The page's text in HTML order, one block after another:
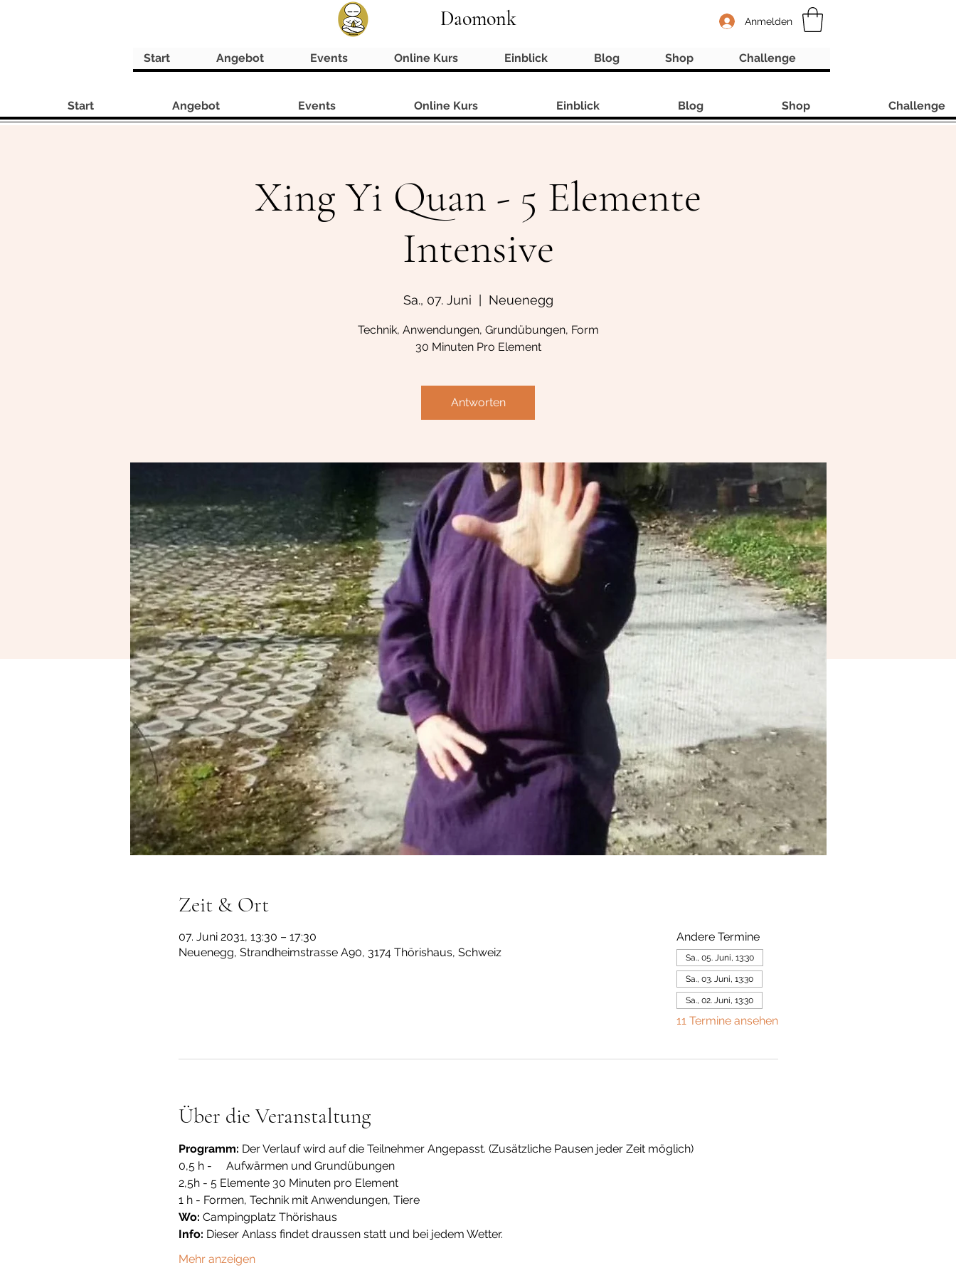
Daomonk Anmelden
Start Angebot Events Online Kurs Einblick Blog Shop Challenge
Xing Yi Quan - 5 Elemente
Intensive
Sa., 07. Juni
  |
Neuenegg
Technik, Anwendungen, Grundübungen, Form
30 Minuten Pro Element
Antworten
Zeit & Ort
07. Juni 2031, 13:30 – 17:30
Neuenegg, Strandheimstrasse A90, 3174 Thörishaus, Schweiz
Andere Termine
Sa., 05. Juni, 13:30
Sa., 03. Juni, 13:30
Sa., 02. Juni, 13:30
11 Termine ansehen
Über die Veranstaltung
Programm: Der Verlauf wird auf die Teilnehmer Angepasst. (Zusätzliche Pausen jeder Zeit möglich)
0,5 h -     Aufwärmen und Grundübungen
2,5h - 5 Elemente 30 Minuten pro Element
1 h - Formen, Technik mit Anwendungen, Tiere
Wo: Campingplatz Thörishaus
Info: Dieser Anlass findet draussen statt und bei jedem Wetter.
Mehr anzeigen
Start Angebot Events Online Kurs Einblick Blog Shop Challenge